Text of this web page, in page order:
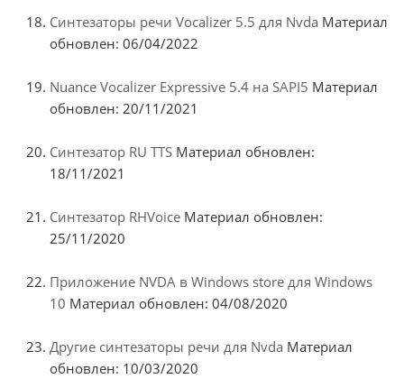
Синтезаторы речи Vocalizer 5.5 для Nvda Материал
обновлен: 06/04/2022
Nuance Vocalizer Expressive 5.4 на SAPI5 Материал
обновлен: 20/11/2021
Синтезатор RU TTS Материал обновлен:
18/11/2021
Синтезатор RHVoice Материал обновлен:
25/11/2020
Приложение NVDA в Windows store для Windows
10 Материал обновлен: 04/08/2020
Другие синтезаторы речи для Nvda Материал
обновлен: 10/03/2020